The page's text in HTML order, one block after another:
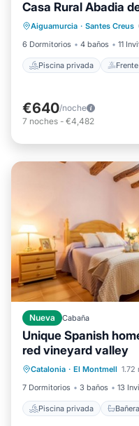
Casa Rural Abadia
Aiguamurcia · Santes Creus
6 Dormitorios
4 baños 11
Piscina privada
Piscina privada
Aparcamiento
€640/noche
7 noches - €4,482
Nueva Cabaña
Unique Spanish
red vineyard valley
Catalonia · El Montmell 1.72
7 Dormitorios
3 baños 13
Piscina privada
Piscina privada
Piscina